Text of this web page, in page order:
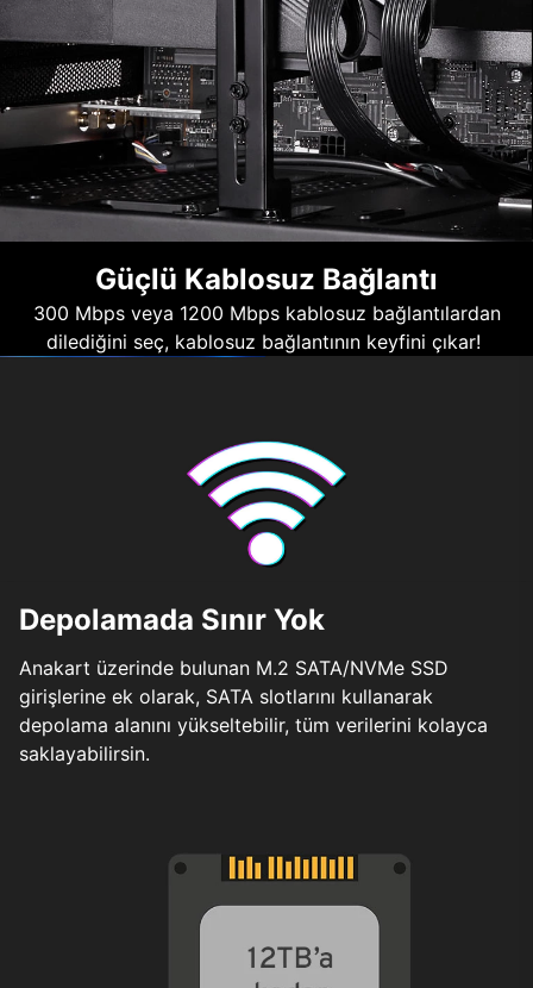
Güçlü Kablosuz Bağlantı
300 Mbps veya 1200 Mbps kablosuz bağlantılardan
dilediğini seç, kablosuz bağlantının keyfini çıkar!
Depolamada Sınır Yok
Anakart üzerinde bulunan M.2 SATA/NVMe SSD
girişlerine ek olarak, SATA slotlarını kullanarak
depolama alanını yükseltebilir, tüm verilerini kolayca
saklayabilirsin.